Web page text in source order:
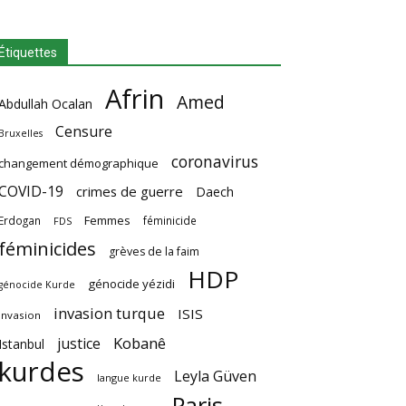
Ocalan Afrin Amed
Censure
démographique coronavirus
19 crimes de guerre Daech
FDS Femmes féminicide
grèves de la faim
Kurde génocide yézidi HDP
invasion turque ISIS
justice Kobanê
langue kurde Leyla Güven